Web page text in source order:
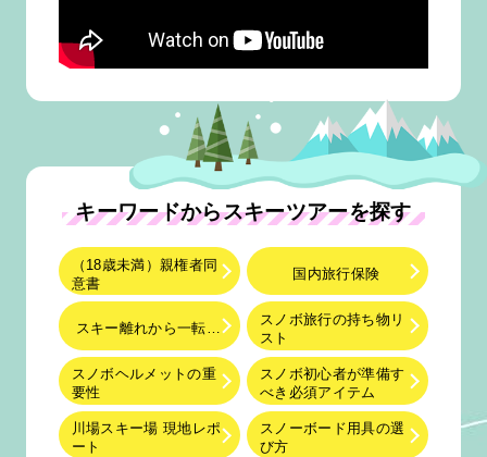
キーワードからスキーツアーを探す
（18歳未満）親権者同
意書
国内旅行保険
スキー離れから一転…
スノボ旅行の持ち物リ
スト
スノボヘルメットの重
要性
スノボ初心者が準備す
べき必須アイテム
川場スキー場 現地レポ
ート
スノーボード用具の選
び方